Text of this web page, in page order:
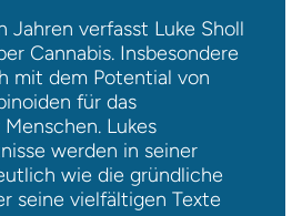
Jahren verfasst Luke Sholl
Cannabis. Insbesondere
mit dem Potential von
für das
Lukes
werden in seiner
wie die gründliche
seine vielfältigen Texte